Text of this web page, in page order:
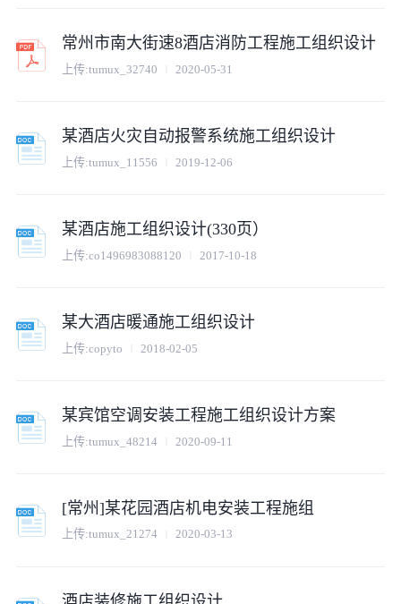
常州市南大街速8酒店消防工程施工组织设计
上传:tumux_32740 2020-05-31
某酒店火灾自动报警系统施工组织设计
上传:tumux_11556 2019-12-06
某酒店施工组织设计(330页）
上传:co1496983088120 2017-10-18
某大酒店暖通施工组织设计
上传:copyto 2018-02-05
某宾馆空调安装工程施工组织设计方案
上传:tumux_48214 2020-09-11
[常州]某花园酒店机电安装工程施组
上传:tumux_21274 2020-03-13